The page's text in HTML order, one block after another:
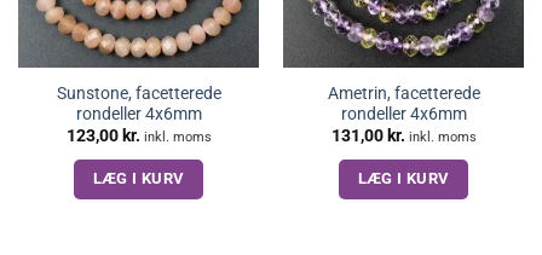
Sunstone, facetterede
rondeller 4x6mm
123,00 kr. inkl. moms
LÆG I KURV
Ametrin, facetterede
rondeller 4x6mm
131,00 kr. inkl. moms
LÆG I KURV